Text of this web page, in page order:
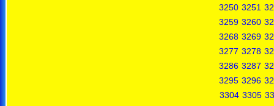
3250 3251
3259 3260
3268 3269
3277 3278
3286 3287
3295 3296
3304 3305